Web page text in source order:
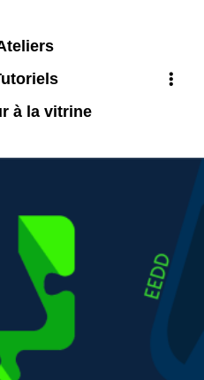
à la vitrine